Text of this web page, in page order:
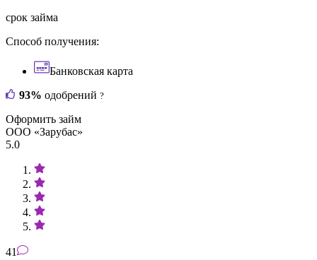
срок займа
Способ получения:
Банковская карта
93% одобрений ?
Оформить займ
ООО «Зарубас»
5.0
41